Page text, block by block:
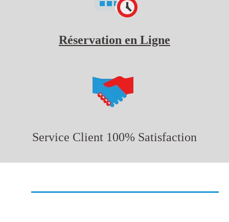
Réservation en Ligne
Service Client 100% Satisfaction